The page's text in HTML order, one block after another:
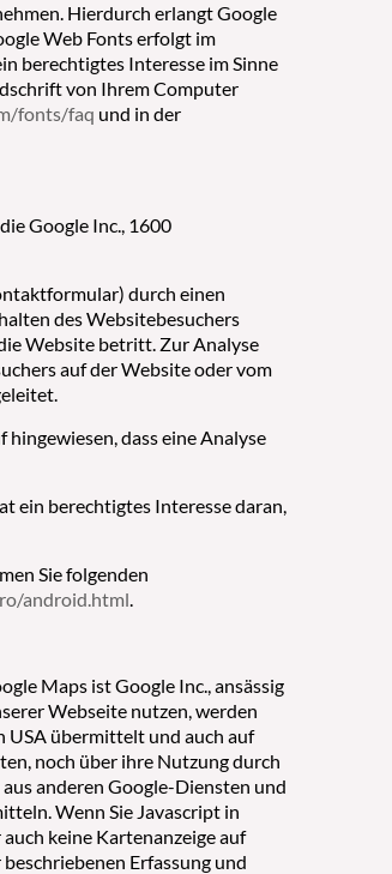
Hierdurch erlangt Google
Web Fonts erfolgt im
berechtigtes Interesse im Sinne
von Ihrem Computer
fonts/faq und in der
Google Inc., 1600
durch einen
des Websitebesuchers
Website betritt. Zur Analyse
auf der Website oder vom
dass eine Analyse
ein berechtigtes Interesse daran,
Sie folgenden
android.html.
Maps ist Google Inc., ansässig
Webseite nutzen, werden
USA übermittelt und auch auf
noch über ihre Nutzung durch
anderen Google-Diensten und
Wenn Sie Javascript in
keine Kartenanzeige auf
Erfassung und